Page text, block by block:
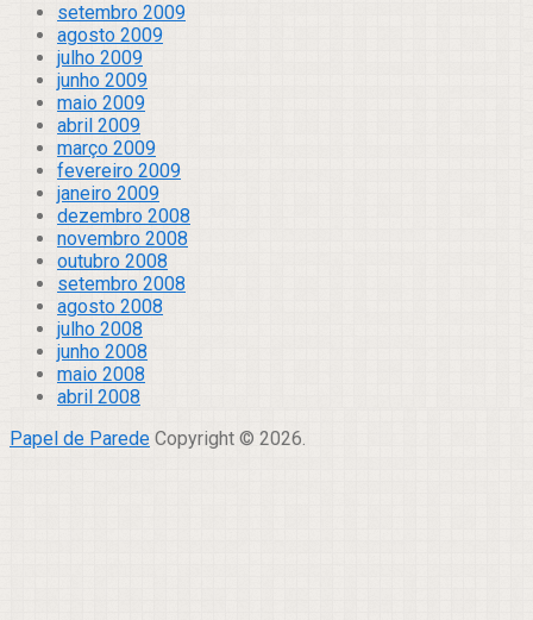
setembro 2009
agosto 2009
julho 2009
junho 2009
maio 2009
abril 2009
março 2009
fevereiro 2009
janeiro 2009
dezembro 2008
novembro 2008
outubro 2008
setembro 2008
agosto 2008
julho 2008
junho 2008
maio 2008
abril 2008
Papel de Parede Copyright © 2026.